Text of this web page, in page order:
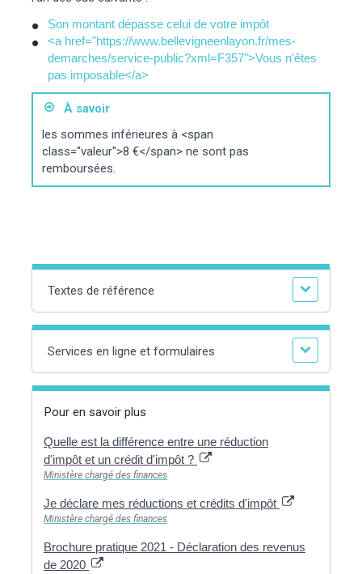
Son montant dépasse celui de votre impôt
<a href="https://www.bellevigneenlayon.fr/mes-
demarches/service-public?xml=F357">Vous n'êtes
pas imposable</a>
À savoir
les sommes inférieures à <span
class="valeur">8 €</span> ne sont pas
remboursées.
Textes de référence
Services en ligne et formulaires
Pour en savoir plus
Quelle est la différence entre une réduction
d'impôt et un crédit d'impôt ?
Ministère chargé des finances
Je déclare mes réductions et crédits d'impôt
Ministère chargé des finances
Brochure pratique 2021 - Déclaration des revenus
de 2020